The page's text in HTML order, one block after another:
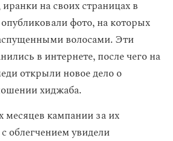
на своих страницах в
фото, на которых
волосами. Эти
в интернете, после чего на
открыли новое дело о
хиджаба.
месяцев кампании за их
облегчением увидели